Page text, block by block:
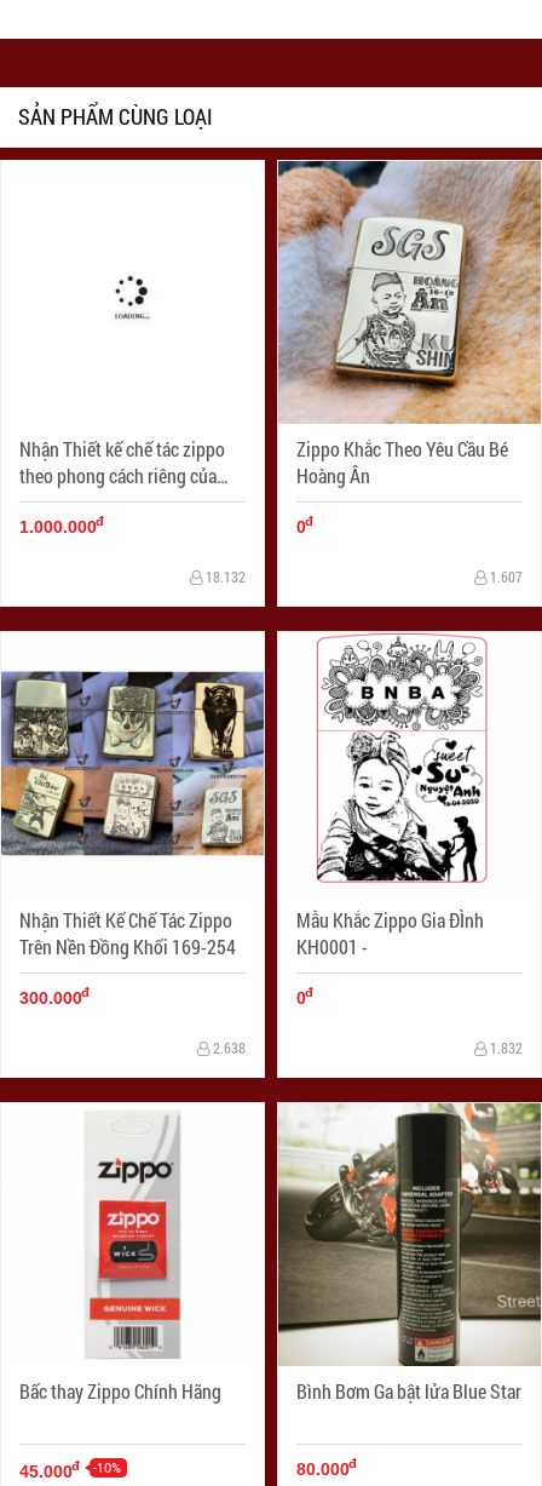
SẢN PHẨM CÙNG LOẠI
Nhận Thiết kế chế tác zippo
theo phong cách riêng của
mỗi người đẻ dành tặng cho
người thân cũng như bạn bè .
1.000.000đ
18.132
Zippo Khắc Theo Yêu Cầu Bé
Hoàng Ân
0đ
1.607
Nhận Thiết Kế Chế Tác Zippo
Trên Nền Đồng Khối 169-254
300.000đ
2.638
Mẫu Khắc Zippo Gia ĐÌnh
KH0001 -
0đ
1.832
Bấc thay Zippo Chính Hãng
45.000đ -10%
Bình Bơm Ga bật lửa Blue Star
80.000đ